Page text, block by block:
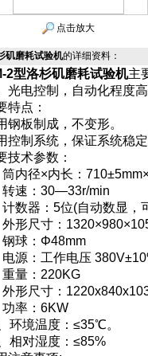
点击放大
矶磨耗试验机的详细资料：
2型洛杉矶磨耗试验机主
光电控制，自动化程度
特点：
钢板制成，不变形。
控制系统，保证系统稳
技术参数：
筒内径×内长：
转速：30—33r/min
数器：5位(自动数显，
形尺寸：
钢球：Φ48mm
源：工作电压
量：220KG
形尺寸：
率：6KW
环境温度：≤35℃。
相对湿度：≤85%